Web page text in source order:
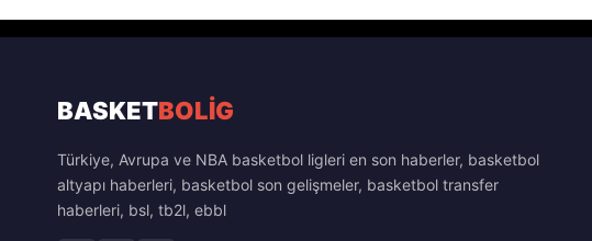
BASKETBOLİG
Türkiye, Avrupa ve NBA basketbol ligleri en son haberler, basketbol
altyapı haberleri, basketbol son gelişmeler, basketbol transfer
haberleri, bsl, tb2l, ebbl